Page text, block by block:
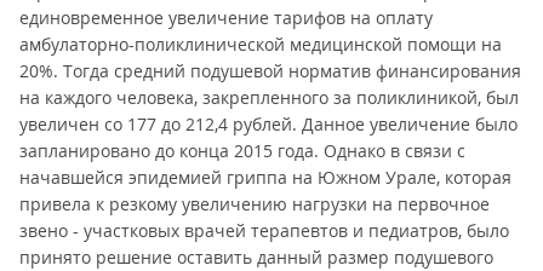
единовременное увеличение тарифов на оплату
амбулаторно-поликлинической медицинской помощи на
20%. Тогда средний подушевой норматив финансирования
на каждого человека, закрепленного за поликлиникой, был
увеличен со 177 до 212,4 рублей. Данное увеличение было
запланировано до конца 2015 года. Однако в связи с
начавшейся эпидемией гриппа на Южном Урале, которая
привела к резкому увеличению нагрузки на первочное
звено - участковых врачей терапевтов и педиатров, было
принято решение оставить данный размер подушевого